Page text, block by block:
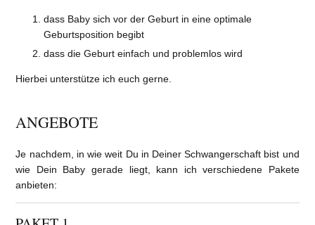
dass Baby sich vor der Geburt in eine optimale
Geburtsposition begibt
dass die Geburt einfach und problemlos wird
Hierbei unterstütze ich euch gerne.
ANGEBOTE
Je nachdem, in wie weit Du in Deiner Schwangerschaft bist und
wie Dein Baby gerade liegt, kann ich verschiedene Pakete
anbieten: